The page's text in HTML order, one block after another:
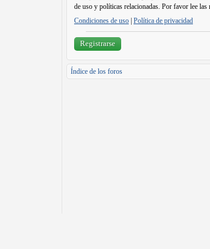
de uso y políticas relacionadas. Por favor lee
Condiciones de uso Política de privacidad
Registrarse
Índice de los foros